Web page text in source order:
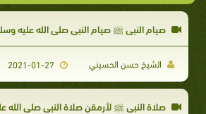
​صيام النبي ﷺ صيام النبي صلى الله عليه
الشيخ حسن الحسيني
صلاة النبي ﷺ لأرمقن صلاة النبي صلى الله